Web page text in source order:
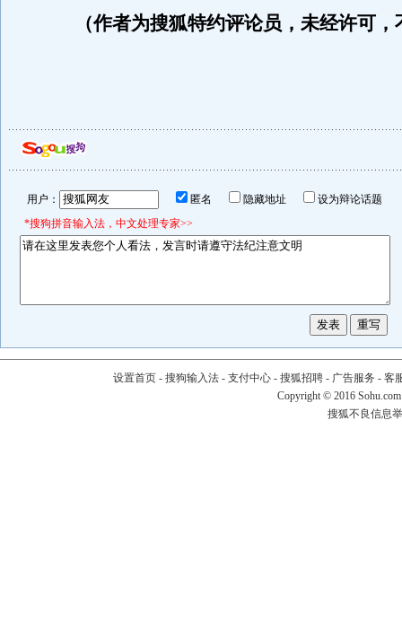
（作者为搜狐特约评论员，未经许可
用户： 匿名 隐藏地址
设为辩论话题
*搜狗拼音输入法，中文处理专家>>
设置首页- 搜狗输入法- 支付中心- 搜狐招聘- 广告服务 - 客
Copyright © 2016
搜狐不良信息